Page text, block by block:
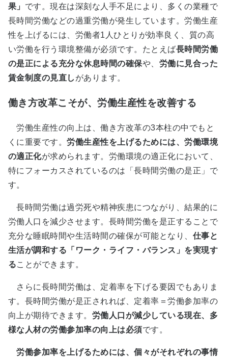
果」 です。現在は深刻な人手不足により、多くの業種で
長時間労働などの過重労働が発生しています。労働生産
性を上げるには、労働者1人ひとりが効率良く、質の高
い労働を行う環境整備が必須です。たとえば長時間労働
の是正による充分な休息時間の確保や、 労働に見合った
賃金制度の見直し があります。
働き方改革こそが、労働生産性を改善する
労働生産性の向上は、働き方改革の3本柱の中でもと
くに重要です。労働生産性を上げるためには、労働環境
の適正化が求められます。労働環境の適正化において、
特にフォーカスされているのは「長時間労働の是正」で
す。
長時間労働は過労死や精神疾患につながり、結果的に
労働人口を減少させます。長時間労働を是正することで
充分な睡眠時間や生活時間の確保が可能となり、 仕事と
生活が調和する「ワーク・ライフ・バランス」を実現す
ることができます。
さらに長時間労働は、定着率を下げる要因でもありま
す。長時間労働が是正されれば、定着率＝労働参加率の
向上が期待できます。 労働人口が減少している現在、多
様な人材の労働参加率の向上は必須です。
労働参加率を上げるためには、個々がそれぞれの事情